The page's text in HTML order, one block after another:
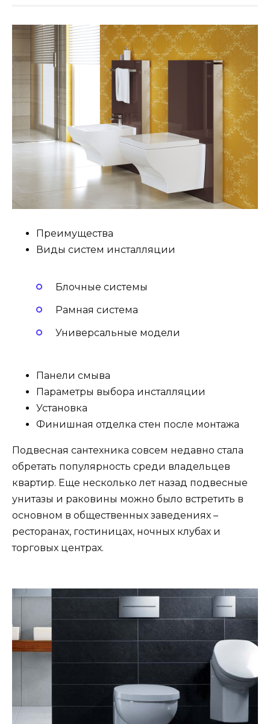
Преимущества
Виды систем инсталляции
Блочные системы
Рамная система
Универсальные модели
Панели смыва
Параметры выбора инсталляции
Установка
Финишная отделка стен после монтажа
Подвесная сантехника совсем недавно стала
обретать популярность среди владельцев
квартир. Еще несколько лет назад подвесные
унитазы и раковины можно было встретить в
основном в общественных заведениях –
ресторанах, гостиницах, ночных клубах и
торговых центрах.